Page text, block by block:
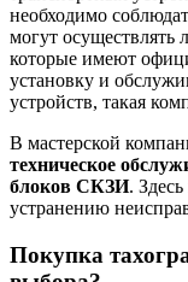
необходимо
могут осуществлять
которые имеют
установку и
устройств, такая
В мастерской
техническое
блоков СКЗИ.
устранению
Покупка